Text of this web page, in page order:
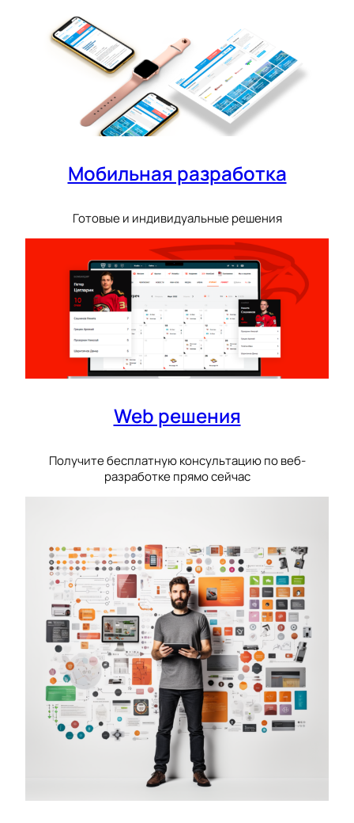
Мобильная разработка
Готовые и индивидуальные решения
Web решения
Получите бесплатную консультацию по веб-
разработке прямо сейчас